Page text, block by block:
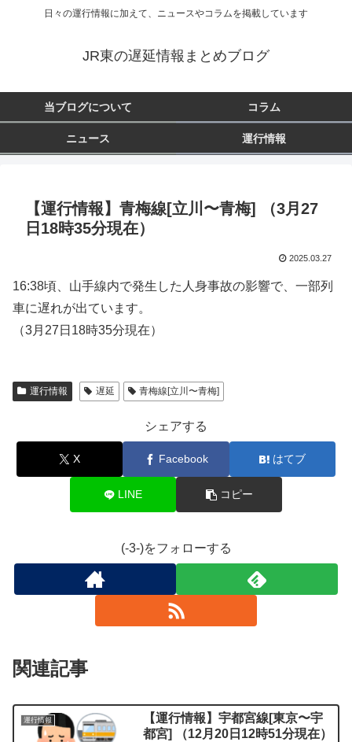
日々の運行情報に加えて、ニュースやコラムを掲載しています
JR東の遅延情報まとめブログ
当ブログについて コラム
ニュース 運行情報
【運行情報】青梅線[立川〜青梅] （3月27
日18時35分現在）
2025.03.27
16:38頃、山手線内で発生した人身事故の影響で、一部列
車に遅れが出ています。
（3月27日18時35分現在）
運行情報 遅延 青梅線[立川〜青梅]
シェアする
X Facebook はてブ
LINE コピー
(-3-)をフォローする
関連記事
運行情報
【運行情報】宇都宮線[東京〜宇
都宮] （12月20日12時51分現在）